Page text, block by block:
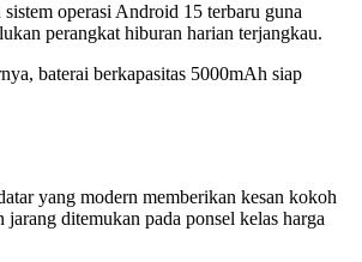
operasi Android 15 terbaru guna
perangkat hiburan harian terjangkau.
baterai berkapasitas 5000mAh siap
yang modern memberikan kesan kokoh
ditemukan pada ponsel kelas harga